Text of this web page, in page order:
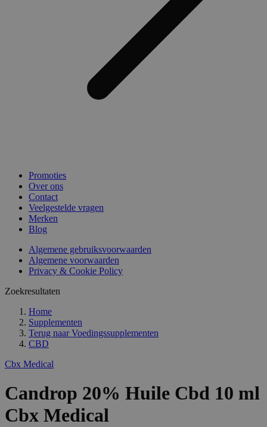
Promoties
Over ons
Contact
Veelgestelde vragen
Merken
Blog
Algemene gebruiksvoorwaarden
Algemene voorwaarden
Privacy & Cookie Policy
Zoekresultaten
Home
Supplementen
Terug naar Voedingssupplementen
CBD
Cbx Medical
Candrop 20% Huile Cbd 10 ml
Cbx Medical